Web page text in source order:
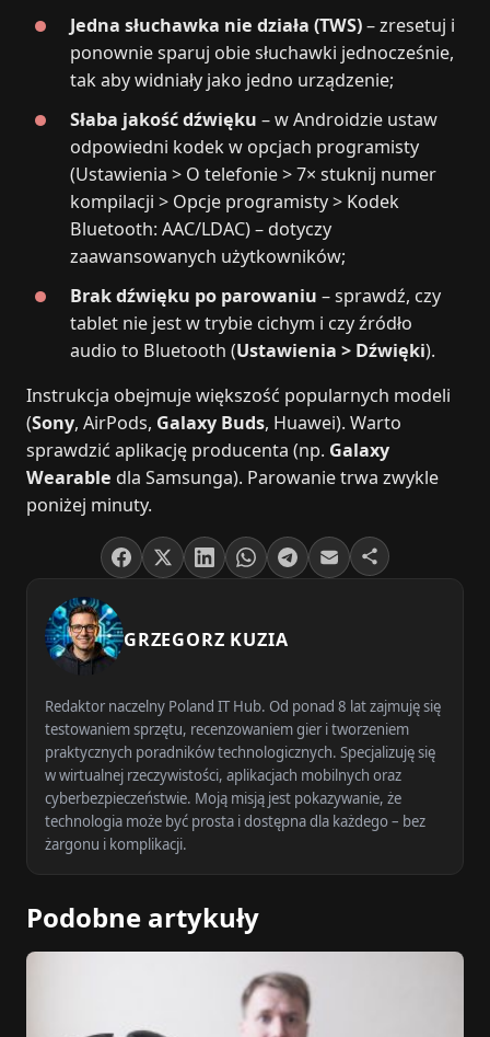
Jedna słuchawka nie działa (TWS)– zresetuj i
ponownie sparuj obie słuchawki jednocześnie,
tak aby widniały jako jedno urządzenie;
Słaba jakość dźwięku – w Androidzie ustaw
odpowiedni kodek w opcjach programisty
(Ustawienia > O telefonie > 7× stuknij numer
kompilacji > Opcje programisty > Kodek
Bluetooth: AAC/LDAC) – dotyczy
zaawansowanych użytkowników;
Brak dźwięku po parowaniu – sprawdź, czy
tablet nie jest w trybie cichym i czy źródło
audio to Bluetooth (Ustawienia > Dźwięki).
Instrukcja obejmuje większość popularnych modeli
(Sony, AirPods, Galaxy Buds, Huawei). Warto
sprawdzić aplikację producenta (np. Galaxy
Wearable dla Samsunga). Parowanie trwa zwykle
poniżej minuty.
GRZEGORZ KUZIA
Redaktor naczelny Poland IT Hub. Od ponad 8 lat zajmuję się
testowaniem sprzętu, recenzowaniem gier i tworzeniem
praktycznych poradników technologicznych. Specjalizuję się
w wirtualnej rzeczywistości, aplikacjach mobilnych oraz
cyberbezpieczeństwie. Moją misją jest pokazywanie, że
technologia może być prosta i dostępna dla każdego – bez
żargonu i komplikacji.
Podobne artykuły